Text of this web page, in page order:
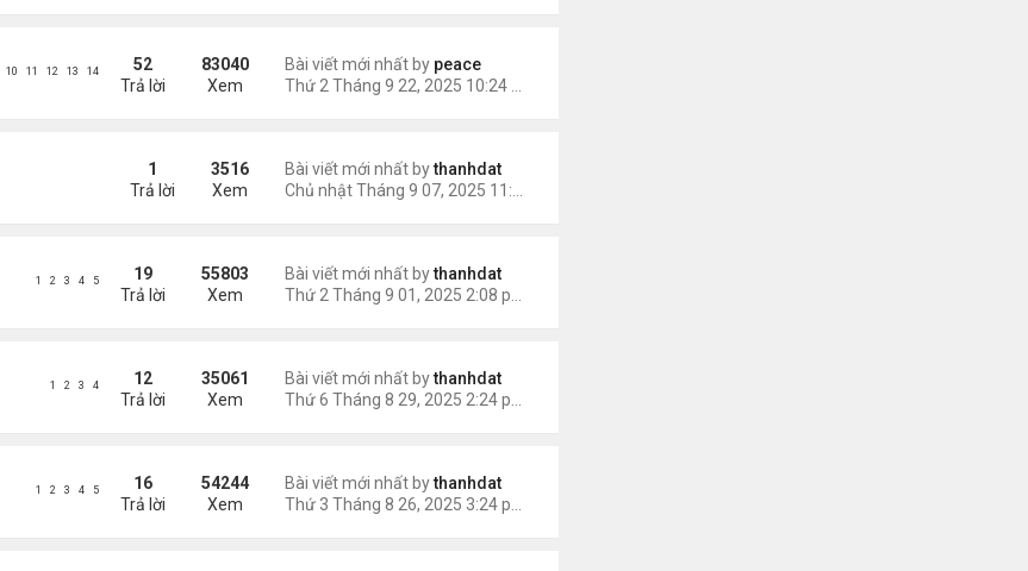
Bài viết mới nhất by peace
52
Trả lời
83040
Xem
10 11 12 13 14
Bài viết mới nhất bythanhdat
1
Trả lời
3516
Xem
Bài viết mới nhất bythanhdat
19
Trả lời
55803
Xem
1 2 3 4 5
Bài viết mới nhất bythanhdat
12
Trả lời
35061
Xem
1 2 3 4
Bài viết mới nhất bythanhdat
16
Trả lời
54244
Xem
1 2 3 4 5